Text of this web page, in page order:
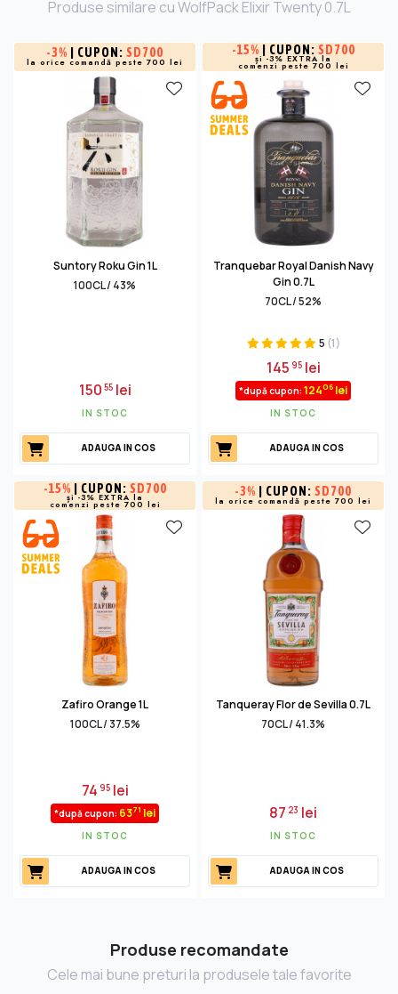
Produse similare cu WolfPack Elixir Twenty 0.7L
-3% | CUPON: SD700
la orice comandă peste 700 lei
Suntory Roku Gin 1L
100CL / 43%
15055lei
IN STOC
ADAUGA IN COS
-15% | CUPON: SD700
și -3% EXTRA la
comenzi peste 700 lei
Tranquebar Royal Danish Navy
Gin 0.7L
70CL / 52%
5 (1)
14595lei
*după cupon: 12406 lei
IN STOC
ADAUGA IN COS
-15% | CUPON: SD700
și -3% EXTRA la
comenzi peste 700 lei
Zafiro Orange 1L
100CL / 37.5%
7495lei
*după cupon: 6371 lei
IN STOC
ADAUGA IN COS
-3% | CUPON: SD700
la orice comandă peste 700 lei
Tanqueray Flor de Sevilla 0.7L
70CL / 41.3%
87 23 lei
IN STOC
ADAUGA IN COS
Produse recomandate
Cele mai bune preturi la produsele tale favorite